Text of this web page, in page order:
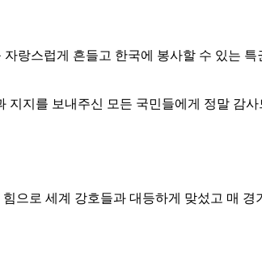
랑스럽게 흔들고 한국에 봉사할 수 있는 특
지를 보내주신 모든 국민들에게 정말 감
으로 세계 강호들과 대등하게 맞섰고 매 경